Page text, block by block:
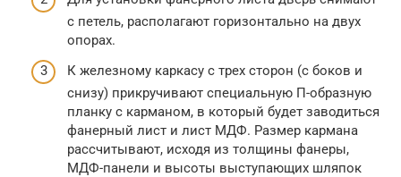
с петель, располагают горизонтально на двух
опорах.
К железному каркасу с трех сторон (с боков и
снизу) прикручивают специальную П-образную
планку с карманом, в который будет заводиться
фанерный лист и лист МДФ. Размер кармана
рассчитывают, исходя из толщины фанеры,
МДФ-панели и высоты выступающих шляпок